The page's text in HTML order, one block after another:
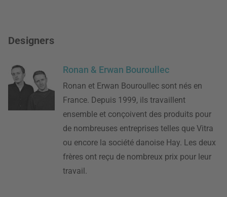
Designers
Ronan & Erwan Bouroullec
Ronan et Erwan Bouroullec sont nés en
France. Depuis 1999, ils travaillent
ensemble et conçoivent des produits pour
de nombreuses entreprises telles que Vitra
ou encore la société danoise Hay. Les deux
frères ont reçu de nombreux prix pour leur
travail.